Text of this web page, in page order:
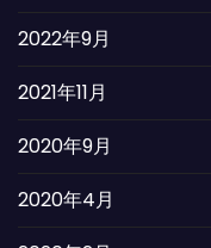
2022年9月
2021年11月
2020年9月
2020年4月